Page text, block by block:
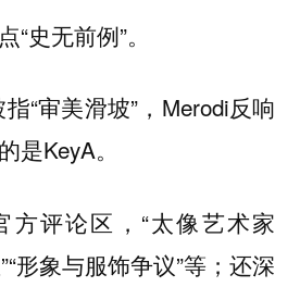
史无前例”。
“审美滑坡”，Merodi反响
是KeyA。
方评论区，“太像艺术家
形象与服饰争议”等；还深